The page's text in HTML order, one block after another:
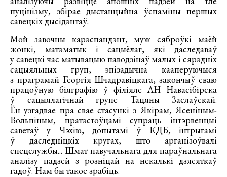
пуцінізму, збірае дыстанцыйна ўспаміны першых
савецкіх дысідэнтаў.
Мой завочны карэспандэнт, муж сяброўкі маёй
жонкі, матэматык і сацыёлаг, які даследаваў
у савецкі час матывацыю паводзінаў малых і сярэдніх
сацыяльных груп, эпізадычна кааперуючыся
з праграмай Георгія Шчадравіцкага, закончыў сваю
працоўную біяграфію ў філіяле АН Навасібірска
ў сацыялагічнай групе Тацяны Заслаўскай.
Ён узгадвае пра свае стасункі з Якірам, Ясеніным-
Вольпіным, пратэстоўцамі супраць інтэрвенцыі
саветаў у Чэхію, допытамі ў КДБ, інтрыгамі
ў даследніцкіх кругах, што арганізоўвалі
спецслужбы... Шмат павучальнага для параўнальнага
аналізу падзей з розніцай на некалькі дзясяткаў
гадоў. Нам бы такое зрабіць.